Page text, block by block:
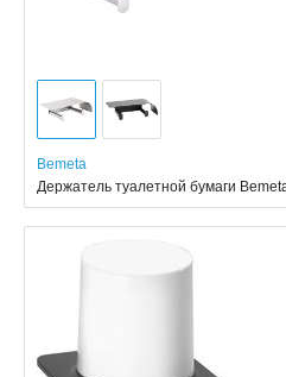
Bemeta
Держатель туалетной бумаги